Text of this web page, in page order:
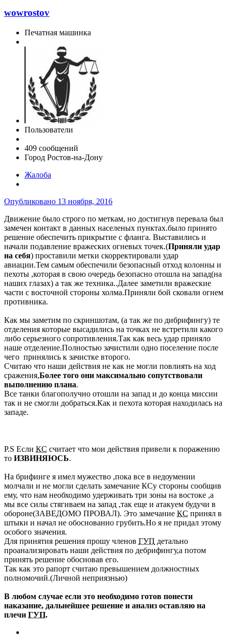
wowrostov
Печатная машинка
Пользователи
409 сообщений
Город Ростов-на-Дону
Жалоба
Опубликовано 13 ноября, 2016
Движение было строго по меткам, но достигнув перевала был
замечен контакт в данных населеных пунктах.было принято
решение обеспечить прикрытие с фланга. Выставились и
начали подавление вражеских огневых точек.(Приняли удар
на себя) проставили метки скорректировали удар
авиации.Тем самым обеспечили безопасный отход колонны и
пехоты ,которая в свою очередь безопасно отошла на запад(на
наших глазах) а так же техника..Далее заметили вражеские
части с восточной стороны холма.Приняли бой сковали огнем
противника.
Как мы заметим по скриншотам, (а так же по дибрифингу) те
отделения которые высадились на точках не встретили какого
либо серьезного сопротивления.Так как весь удар приняло
наше отделение.Полностью зачистили одно поселение после
чего принялись к зачистке второго.
Считаю что наши действия не как не могли повлиять на ход
сражения,Более того они максимально сопутствовали
выполнению плана.
Все танки благополучно отошли на запад и до конца миссии
так и не смогли добраться.Как и пехота которая находилась на
западе.
P.S Если КС считает что мои действия привели к поражению
то ИЗВИНЯЮСЬ.
На брифинге я имел мужество ,пока все в недоумении
молчали и не могли сделать замечание КСу стороны сообщив
ему, что нам необходимо удерживать три зоны на востоке ,а
мы все силы стягиваем на запад ,так еще и атакуем будучи в
обороне(ЗАВЕДОМО ПРОВАЛ). Это замечание КС принял в
штыки и начал не обоснованно грубить.Но я не придал этому
особого значения.
Для принятия решения прошу членов ГУП детально
проанализировать наши действия по дебрифингу,а потом
принять решение обосновав его.
Так как это рапорт считаю превышением должностных
полномочий.(Личной неприязнью)
В любом случае если это необходимо готов понести
наказание, дальнейшее решение и анализ оставляю на
плечи ГУП.